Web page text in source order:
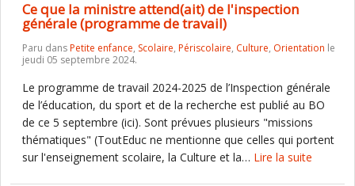
Ce que la ministre attend(ait) de l'inspection
générale (programme de travail)
Paru dansPetite enfance, Scolaire, Périscolaire, Culture, Orientation le
jeudi 05 septembre 2024.
Le programme de travail 2024-2025 de l’Inspection générale
de l’éducation, du sport et de la recherche est publié au BO
de ce 5 septembre (ici). Sont prévues plusieurs "missions
thématiques" (ToutEduc ne mentionne que celles qui portent
sur l'enseignement scolaire, la Culture et la… Lire la suite